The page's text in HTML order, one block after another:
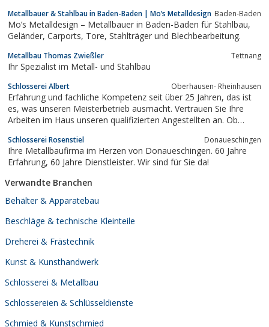
künstlerischem Entwurf und handwerklicher Ausführung. Unsere
Metallgestalter, Schmiede und...
Metallbauer & Stahlbau in Baden-Baden | Mo’s Metalldesign Baden-Baden
Mo’s Metalldesign – Metallbauer in Baden-Baden für Stahlbau,
Geländer, Carports, Tore, Stahlträger und Blechbearbeitung.
Metallbau Thomas Zwießler Tettnang
Ihr Spezialist im Metall- und Stahlbau
Schlosserei Albert Oberhausen- Rheinhausen
Erfahrung und fachliche Kompetenz seit über 25 Jahren, das ist
es, was unseren Meisterbetrieb ausmacht. Vertrauen Sie Ihre
Arbeiten im Haus unseren qualifizierten Angestellten an. Ob
Schlosserei Rosenstiel Donaueschingen
Ihre Metallbaufirma im Herzen von Donaueschingen. 60 Jahre
Erfahrung, 60 Jahre Dienstleister. Wir sind für Sie da!
Verwandte Branchen
Behälter & Apparatebau
Beschläge & technische Kleinteile
Dreherei & Frästechnik
Kunst & Kunsthandwerk
Schlosserei & Metallbau
Schlossereien & Schlüsseldienste
Schmied & Kunstschmied